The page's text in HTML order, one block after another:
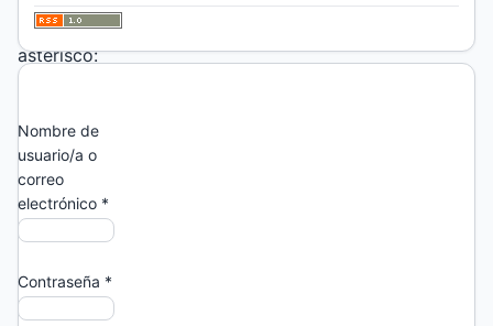
un
asterisco:
Nombre de
usuario/a o
correo
electrónico *
Contraseña *